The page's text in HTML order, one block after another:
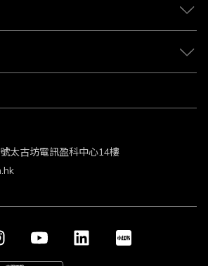
站
太古坊電訊盈科中心14樓